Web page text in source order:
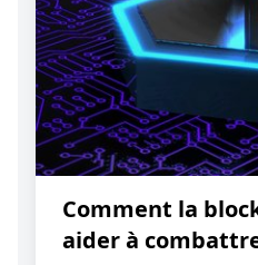
Comment la
aider à